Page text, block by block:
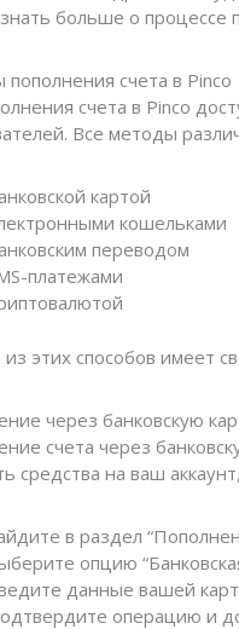
больше о процессе
пополнения счета в Pinco
счета в Pinco
Все методы
картой
кошельками
переводом
платежами
этих способов имеет
через банковскую
счета через
средства на ваш
в раздел
опцию
данные вашей
операцию и